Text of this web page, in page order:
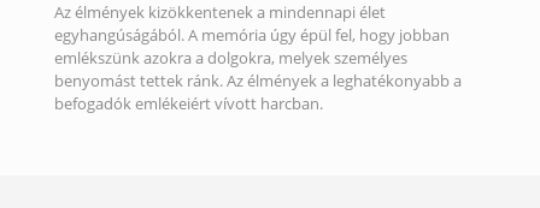
Az élmények kizökkentenek a mindennapi élet
egyhangúságából. A memória úgy épül fel, hogy jobban
emlékszünk azokra a dolgokra, melyek személyes
benyomást tettek ránk. Az élmények a leghatékonyabb a
befogadók emlékeiért vívott harcban.